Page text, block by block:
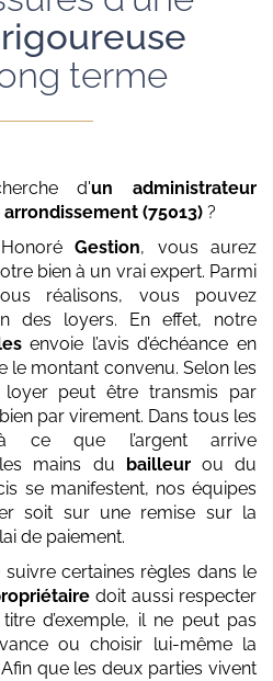
rigoureuse
terme
d'un administrateur
arrondissement (75013) ?
Gestion, vous aurez
bien à un vrai expert. Parmi
réalisons, vous pouvez
des loyers. En effet, notre
envoie l’avis d’échéance en
le montant convenu. Selon les
loyer peut être transmis par
par virement. Dans tous les
ce que l’argent arrive
mains du
bailleurou du
se manifestent, nos équipes
soit sur une remise sur la
de paiement.
suivre certaines règles dans le
doit aussi respecter
d’exemple, il ne peut pas
ou choisir lui-même la
que les deux parties vivent